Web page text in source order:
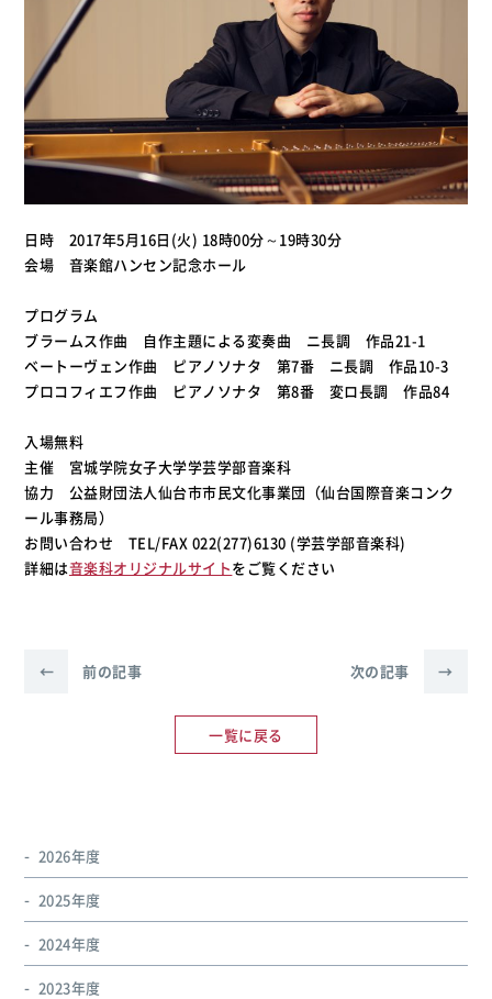
日時 2017年5月16日(火) 18時00分～19時30分
会場 音楽館ハンセン記念ホール
プログラム
ブラームス作曲 自作主題による変奏曲 ニ長調 作品21-1
ベートーヴェン作曲 ピアノソナタ 第7番 ニ長調 作品10-3
プロコフィエフ作曲 ピアノソナタ 第8番 変ロ長調 作品84
入場無料
主催 宮城学院女子大学学芸学部音楽科
協力 公益財団法人仙台市市民文化事業団（仙台国際音楽コンク
ール事務局）
お問い合わせ TEL/FAX 022(277)6130 (学芸学部音楽科)
詳細は音楽科オリジナルサイトをご覧ください
← 前の記事
一覧に戻る
次の記事 →
2026年度
2025年度
2024年度
2023年度